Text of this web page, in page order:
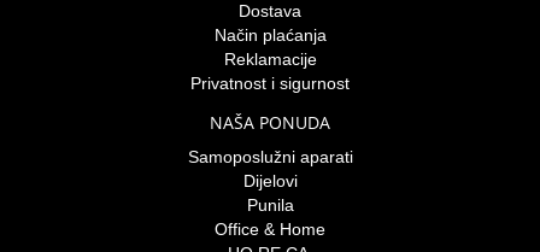
Dostava
Način plaćanja
Reklamacije
Privatnost i sigurnost
NAŠA PONUDA
Samoposlužni aparati
Dijelovi
Punila
Office & Home